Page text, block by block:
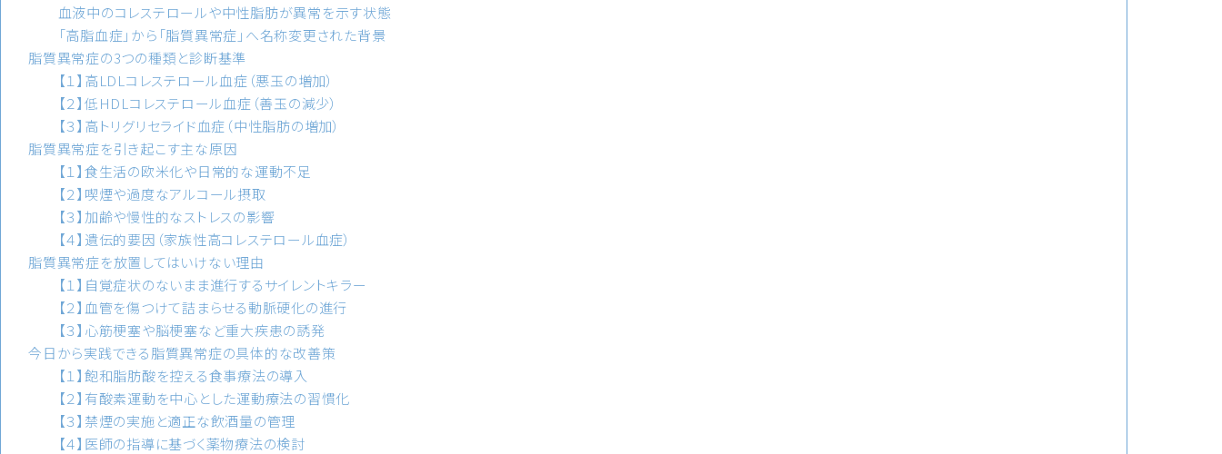
血液中のコレステロールや中性脂肪が異常を示す状態
「高脂血症」から「脂質異常症」へ名称変更された背景
脂質異常症の3つの種類と診断基準
【１】高LDLコレステロール血症（悪玉の増加）
【２】低HDLコレステロール血症（善玉の減少）
【３】高トリグリセライド血症（中性脂肪の増加）
脂質異常症を引き起こす主な原因
【１】食生活の欧米化や日常的な運動不足
【２】喫煙や過度なアルコール摂取
【３】加齢や慢性的なストレスの影響
【４】遺伝的要因（家族性高コレステロール血症）
脂質異常症を放置してはいけない理由
【１】自覚症状のないまま進行するサイレントキラー
【２】血管を傷つけて詰まらせる動脈硬化の進行
【３】心筋梗塞や脳梗塞など重大疾患の誘発
今日から実践できる脂質異常症の具体的な改善策
【１】飽和脂肪酸を控える食事療法の導入
【２】有酸素運動を中心とした運動療法の習慣化
【３】禁煙の実施と適正な飲酒量の管理
【４】医師の指導に基づく薬物療法の検討